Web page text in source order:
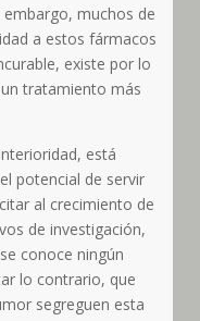
muchos de
a estos fármacos
existe por lo
tratamiento más
está
potencial de servir
al crecimiento de
de investigación,
conoce ningún
lo contrario, que
segreguen esta